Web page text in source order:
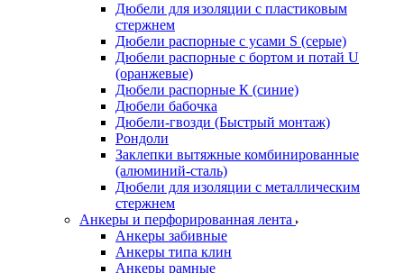
Дюбели для изоляции с пластиковым
стержнем
Дюбели распорные с усами S (серые)
Дюбели распорные c бортом и потай U
(оранжевые)
Дюбели распорные К (синие)
Дюбели бабочка
Дюбели-гвозди (Быстрый монтаж)
Рондоли
Заклепки вытяжные комбинированные
(алюминий-сталь)
Дюбели для изоляции с металлическим
стержнем
Анкеры и перфорированная лента
Анкеры забивные
Анкеры типа клин
Анкеры рамные